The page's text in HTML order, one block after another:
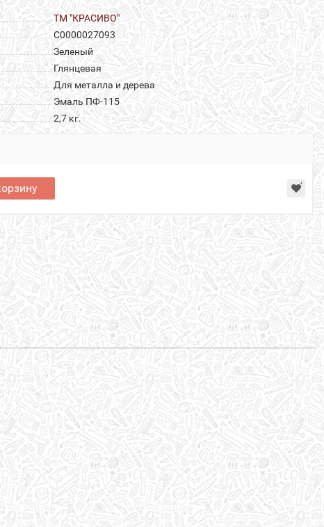
ТМ "КРАСИВО"
С0000027093
Зеленый
Глянцевая
Для металла и дерева
Эмаль ПФ-115
2,7 кг.